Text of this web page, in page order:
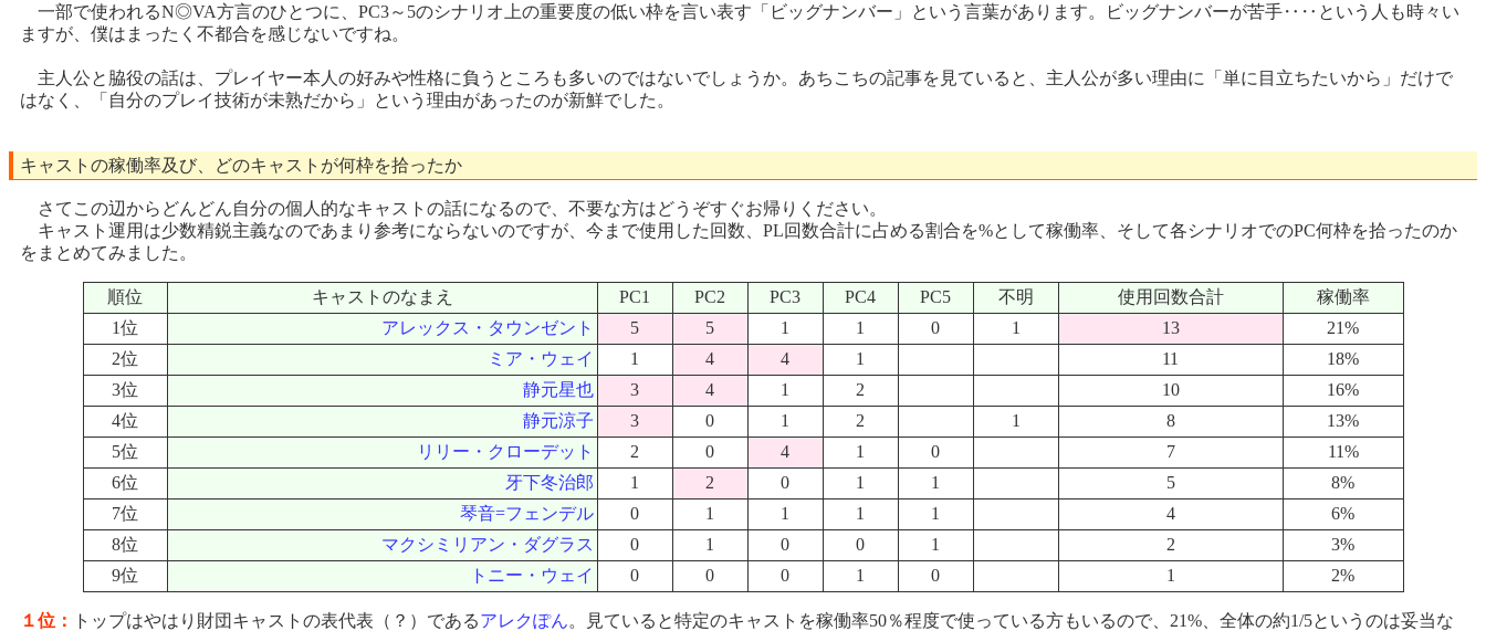
一部で使われるN◎VA方言のひとつに、PC3～5のシナリオ上の重要度の低い枠を言い表す「ビッグナンバー」という言葉があります。ビッグナンバーが苦手‥‥という人も時々い
ますが、僕はまったく不都合を感じないですね。
主人公と脇役の話は、プレイヤー本人の好みや性格に負うところも多いのではないでしょうか。あちこちの記事を見ていると、主人公が多い理由に「単に目立ちたいから」だけで
はなく、「自分のプレイ技術が未熟だから」という理由があったのが新鮮でした。
キャストの稼働率及び、どのキャストが何枠を拾ったか
さてこの辺からどんどん自分の個人的なキャストの話になるので、不要な方はどうぞすぐお帰りください。
キャスト運用は少数精鋭主義なのであまり参考にならないのですが、今まで使用した回数、PL回数合計に占める割合を%として稼働率、そして各シナリオでのPC何枠を拾ったのか
をまとめてみました。
順位 キャストのなまえ PC1 PC2 PC3 PC4 PC5 不明 使用回数合計
稼働率
1位
アレックス・タウンゼント 5 5 1 1 0 1 13
21%
2位
ミア・ウェイ 1 4 4 1 11
18%
3位
静元星也 3 4 1 2 10
16%
4位
静元涼子 3 0 1 2 1 8
13%
5位
リリー・クローデット 2 0 4 1 0 7
11%
6位
牙下冬治郎 1 2 0 1 1 5
8%
7位
琴音=フェンデル 0 1 1 1 1 4
6%
8位
マクシミリアン・ダグラス 0 1 0 0 1 2
3%
9位
トニー・ウェイ 0 0 0 1 0 1 2%
１位： トップはやはり財団キャストの表代表（？）であるアレクぽん。見ていると特定のキャストを稼働率50％程度で使っている方もいるので、21%、全体の約1/5というのは妥当な